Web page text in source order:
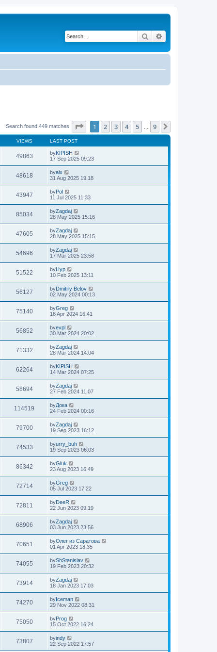
Search
Search found 449 matches Page of 9
1 2 3 4 5 9
VIEWS LAST POST
49863 byKIPISH
17 Sep 2025 09:23
48618 byalx
31 Aug 2025 19:18
43947 byPol
11 Jul 2025 11:33
85034 byZagdaj
28 May 2025 15:16
47605 byZagdaj
28 May 2025 15:15
54696 byZagdaj
17 Mar 2025 23:58
51522 byНур
10 Feb 2025 13:11
56127 byDmitriy Belov
02 May 2024 00:13
75140 byGreg
18 Apr 2024 16:41
56852 byevpl
30 Mar 2024 20:02
71332 byZagdaj
28 Mar 2024 14:04
62264 byKIPISH
14 Mar 2024 07:25
58694 byZagdaj
27 Feb 2024 11:07
114519 byДока
24 Feb 2024 00:16
79700 byZagdaj
19 Sep 2023 16:12
74533 byurry_buh
19 Sep 2023 06:03
86342 byGluk
23 Aug 2023 16:49
72714 byGreg
05 Jul 2023 17:22
72811 byDeeR
22 Jun 2023 09:19
68906 byZagdaj
03 Jun 2023 23:56
70651 byОлег из Саратова
01 Apr 2023 18:35
74055 byShStanislav
19 Feb 2023 20:32
73914 byZagdaj
18 Jan 2023 17:03
74270 byIceman
29 Nov 2022 08:31
75050 byProg
15 Oct 2022 16:24
73807 byindy
22 Sep 2022 17:57